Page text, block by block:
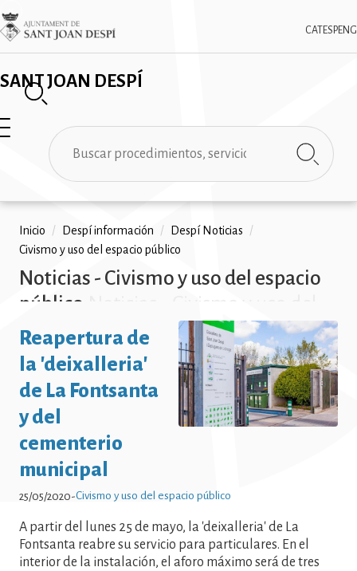
Pasar
al
contenido
SANT JOAN DESPÍ
CAT ESPENG
Imatge
✕
Buscar
Ruta
de
navegación
Inicio / Despí información / Despí Noticias
/
Civismo y uso del espacio público
Noticias - Civismo y uso del espacio
público
espacio público Noticias - Civismo y
uso del espacio público Noticias -
Civismo y uso del espacio público
Noticias - Civismo y uso del espacio
público Noticias - Civismo y uso del
espacio público Noticias - Civismo y
uso del espacio público Noticias -
Civismo y uso del espacio público
Noticias - Civismo y uso del espacio
público Noticias - Civismo y uso del
Reapertura de
la 'deixalleria'
de La Fontsanta
y del
cementerio
municipal
25/05/2020-Civismo y uso del espacio público
A partir del lunes 25 de mayo, la 'deixalleria' de La
Fontsanta reabre su servicio para particulares. En el
interior de la instalación, el aforo máximo será de tres